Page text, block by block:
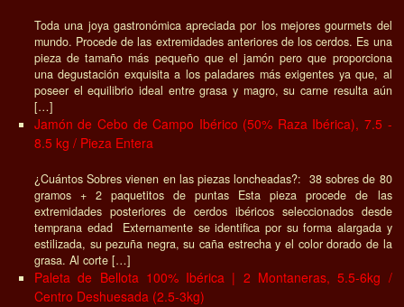
Toda una joya gastronómica apreciada por los mejores gourmets del
mundo. Procede de las extremidades anteriores de los cerdos. Es una
pieza de tamaño más pequeño que el jamón pero que proporciona
una degustación exquisita a los paladares más exigentes ya que, al
poseer el equilibrio ideal entre grasa y magro, su carne resulta aún
[…]
Jamón de Cebo de Campo Ibérico (50% Raza Ibérica), 7.5 -
8.5 kg / Pieza Entera
¿Cuántos Sobres vienen en las piezas loncheadas?: 38 sobres de 80
gramos + 2 paquetitos de puntas Esta pieza procede de las
extremidades posteriores de cerdos ibéricos seleccionados desde
temprana edad Externamente se identifica por su forma alargada y
estilizada, su pezuña negra, su caña estrecha y el color dorado de la
grasa. Al corte […]
Paleta de Bellota 100% Ibérica | 2 Montaneras, 5.5-6kg /
Centro Deshuesada (2.5-3kg)